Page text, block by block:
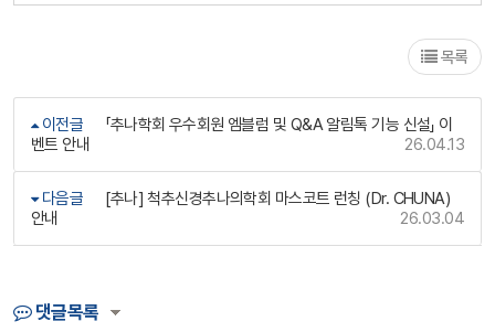
목록
이전글
「추나학회 우수회원 엠블럼 및 Q&A 알림톡 기능 신설」 이
벤트 안내
26.04.13
다음글
[추나] 척추신경추나의학회 마스코트 런칭 (Dr. CHUNA)
안내
26.03.04
댓글목록